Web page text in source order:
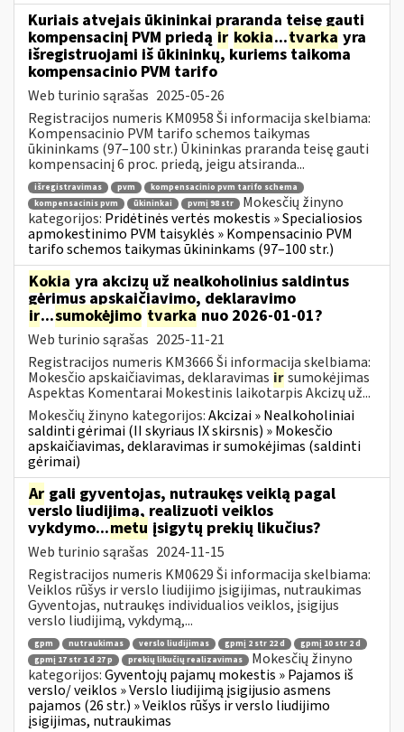
Kuriais atvejais ūkininkai praranda teisę gauti
kompensacinį PVM priedą ir kokia...tvarka yra
išregistruojami iš ūkininkų, kuriems taikoma
kompensacinio PVM tarifo
Web turinio sąrašas 2025-05-26
Registracijos numeris KM0958 Ši informacija skelbiama:
Kompensacinio PVM tarifo schemos taikymas
ūkininkams (97–100 str.) Ūkininkas praranda teisę gauti
kompensacinį 6 proc. priedą, jeigu atsiranda...
išregistravimas pvm
kompensacinio pvm tarifo schema
kompensacinis pvm
ūkininkai pvmį 98 str
Mokesčių žinyno
kategorijos: Pridėtinės vertės mokestis » Specialiosios
apmokestinimo PVM taisyklės » Kompensacinio PVM
tarifo schemos taikymas ūkininkams (97–100 str.)
Kokia yra akcizų už nealkoholinius saldintus
gėrimus apskaičiavimo, deklaravimo
ir...sumokėjimo tvarka nuo 2026-01-01?
Web turinio sąrašas 2025-11-21
Registracijos numeris KM3666 Ši informacija skelbiama:
Mokesčio apskaičiavimas, deklaravimas irsumokėjimas
Aspektas Komentarai Mokestinis laikotarpis Akcizų už...
Mokesčių žinyno kategorijos:Akcizai » Nealkoholiniai
saldinti gėrimai (II skyriaus IX skirsnis) » Mokesčio
apskaičiavimas, deklaravimas ir sumokėjimas (saldinti
gėrimai)
Ar gali gyventojas, nutraukęs veiklą pagal
verslo liudijimą, realizuoti veiklos
vykdymo...metu įsigytų prekių likučius?
Web turinio sąrašas 2024-11-15
Registracijos numeris KM0629 Ši informacija skelbiama:
Veiklos rūšys ir verslo liudijimo įsigijimas, nutraukimas
Gyventojas, nutraukęs individualios veiklos, įsigijus
verslo liudijimą, vykdymą,...
gpm nutraukimas verslo liudijimas gpmį 2 str 22 d
gpmį 10 str 2 d
gpmį 17 str 1 d 27 p
prekių likučių realizavimas
Mokesčių žinyno
kategorijos:Gyventojų pajamų mokestis » Pajamos iš
verslo/ veiklos » Verslo liudijimą įsigijusio asmens
pajamos (26 str.) » Veiklos rūšys ir verslo liudijimo
įsigijimas, nutraukimas